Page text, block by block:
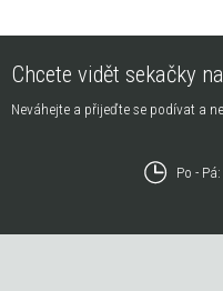
Chcete vidět sekačky
Neváhejte a přijeďte se podívat a
Po -